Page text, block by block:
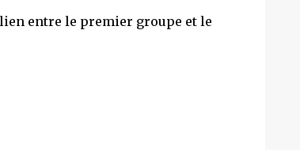
entre le premier groupe et le